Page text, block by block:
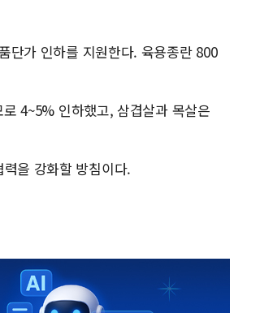
단가 인하를 지원한다. 육용종란 800
4~5% 인하했고, 삼겹살과 목살은
을 강화할 방침이다.